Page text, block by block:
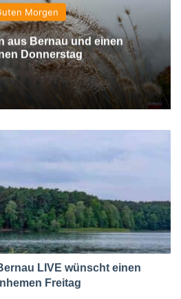
Morgen
aus Bernau und einen
Donnerstag
LIVE wünscht einen
Freitag